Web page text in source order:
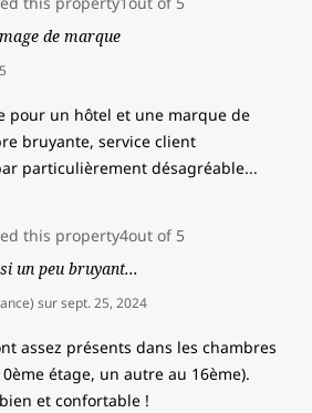
de marque
pour un hôtel et une marque de
bruyante, service client
particulièrement désagréable...
un peu bruyant...
sursept. 25, 2024
assez présents dans les chambres
étage, un autre au 16ème).
et confortable !